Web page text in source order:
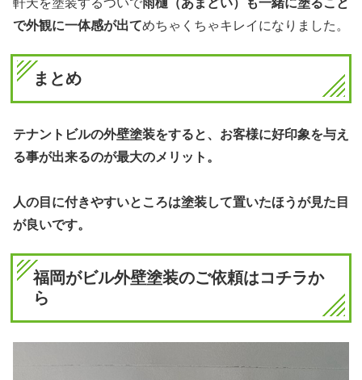
軒天を塗装するついで雨樋（あまどい）も一緒に塗ること
で外観に一体感が出てめちゃくちゃキレイになりました。
まとめ
テナントビルの外壁塗装をすると、お客様に好印象を与え
る事が出来るのが最大のメリット。
人の目に付きやすいところは塗装して置いたほうが見た目
が良いです。
福岡がビル外壁塗装のご依頼はコチラか
ら